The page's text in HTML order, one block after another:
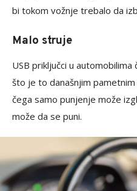
bi tokom vožnje trebalo da
Malo struje
USB priključci u
što je to današnjim
čega samo punjenje može
može da se puni.